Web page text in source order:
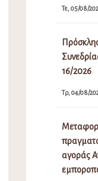
Τε, 05/08/
16/2026
Τρ, 04/08/
αγοράς